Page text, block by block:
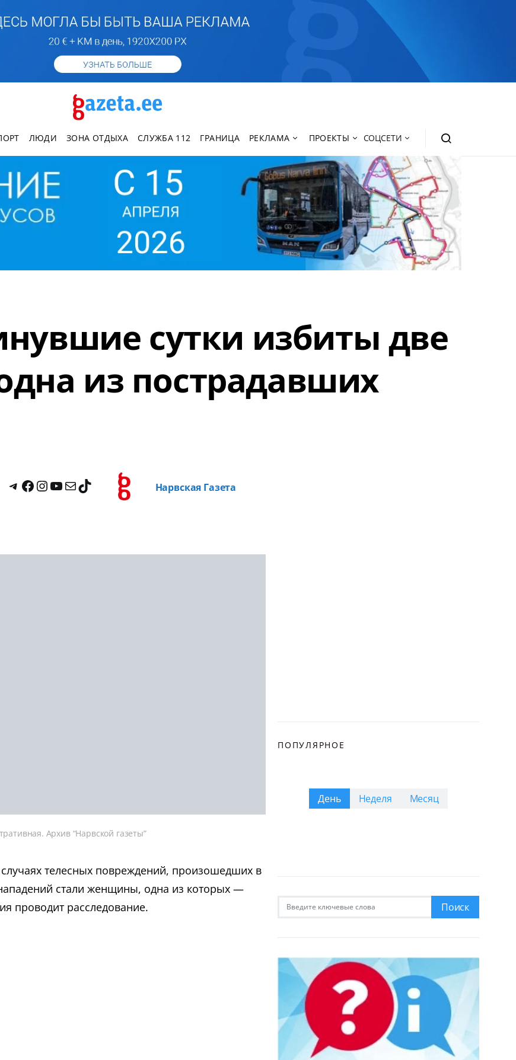
ЛЮДИ ЗОНА ОТДЫХА СЛУЖБА 112 ГРАНИЦА РЕКЛАМА ПРОЕКТЫ СОЦСЕТИ
сутки избиты две
из пострадавших
Нарвская Газета
ПОПУЛЯРНОЕ
День Неделя Месяц
Искать: Поиск
Архив “Нарвской газеты”
телесных повреждений, произошедших в
стали женщины, одна из которых —
проводит расследование.